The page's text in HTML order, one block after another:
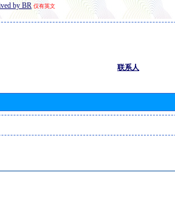
by BR 仅有英文
联系人